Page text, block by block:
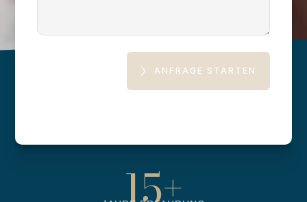
ANFRAGE STARTEN
15+